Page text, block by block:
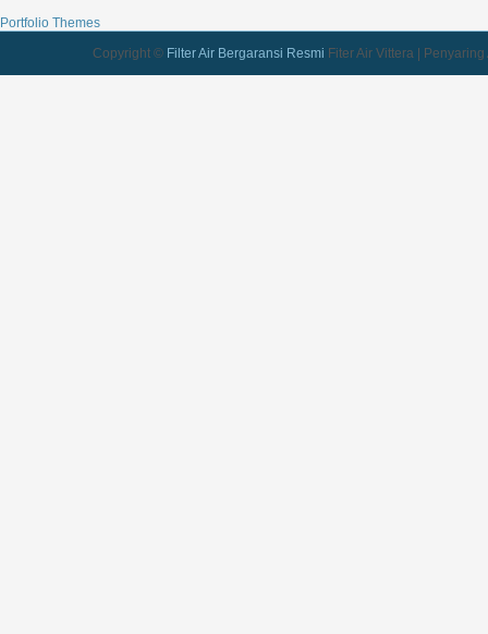
Portfolio Themes
Copyright © Filter Air Bergaransi Resmi Fiter Air Vittera |